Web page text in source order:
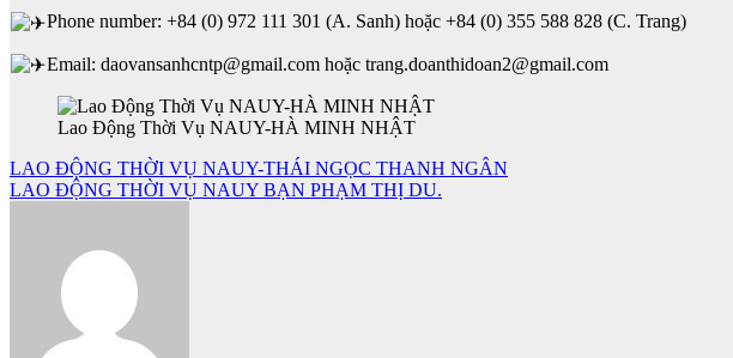
Phone number: +84 (0) 972 111 301 (A. Sanh) hoặc +84 (0) 355 588 828 (C. Trang)
Email: daovansanhcntp@gmail.com hoặc trang.doanthidoan2@gmail.com
Lao Động Thời Vụ NAUY-HÀ MINH NHẬT
Điều
hướng
LAO ĐỘNG THỜI VỤ NAUY-THÁI NGỌC THANH NGÂN
LAO ĐỘNG THỜI VỤ NAUY BẠN PHẠM THỊ DU.